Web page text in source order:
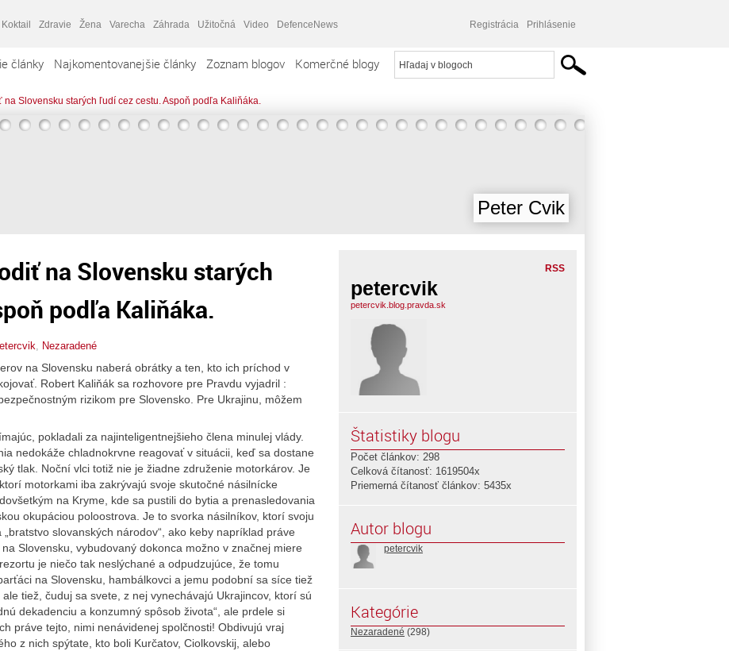
Koktail Zdravie Žena Varecha Záhrada Užitočná Video DefenceNews Registrácia Prihlásenie
články Najkomentovanejšie články Zoznam blogov Komerčné blogy
na Slovensku starých ľudí cez cestu. Aspoň podľa Kaliňáka.
Peter Cvik
na Slovensku starých
podľa Kaliňáka.
Nezaradené
na Slovensku naberá obrátky a ten, kto ich príchod v
Robert Kaliňák sa rozhovore pre Pravdu vyjadril :
rizikom pre Slovensko. Pre Ukrajinu, môžem
pokladali za najinteligentnejšieho člena minulej vlády.
nedokáže chladnokrvne reagovať v situácii, keď sa dostane
tlak. Noční vlci totiž nie je žiadne združenie motorkárov. Je
motorkami iba zakrývajú svoje skutočné násilnícke
na Kryme, kde sa pustili do bytia a prenasledovania
okupáciou poloostrova. Je to svorka násilníkov, ktorí svoju
slovanských národov“, ako keby napríklad práve
Slovensku, vybudovaný dokonca možno v značnej miere
je niečo tak neslýchané a odpudzujúce, že tomu
na Slovensku, hambálkovci a jemu podobní sa síce tiež
ale tiež, čuduj sa svete, z nej vynechávajú Ukrajincov, ktorí sú
dekadenciu a konzumný spôsob života“, ale prdele si
práve tejto, nimi nenávidenej spolčnosti! Obdivujú vraj
z nich spýtate, kto boli Kurčatov, Ciolkovskij, alebo
RSS
petercvik
petercvik.blog.pravda.sk
Štatistiky blogu
Počet článkov: 298
Celková čítanosť: 1619504x
Priemerná čítanosť článkov: 5435x
Autor blogu
petercvik
Kategórie
Nezaradené (298)